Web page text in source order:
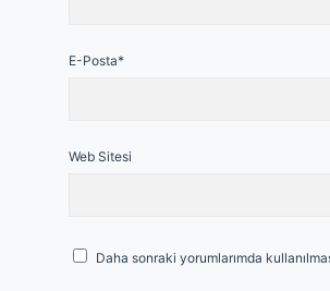
E-Posta*
Web Sitesi
Daha sonraki yorumlarımda